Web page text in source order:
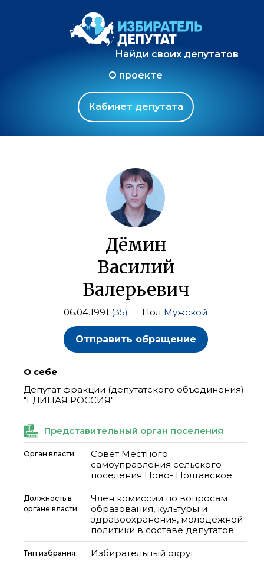
Найди своих депутатов
О проекте
Кабинет депутата
Дёмин
Василий
Валерьевич
06.04.1991 (35) Пол Мужской
Отправить обращение
О себе
Депутат фракции (депутатского объединения)
"ЕДИНАЯ РОССИЯ"
Представительный орган поселения
Орган власти
Совет Местного
самоуправления сельского
поселения Ново- Полтавское
Должность в
органе власти
Член комиссии по вопросам
образования, культуры и
здравоохранения, молодежной
политики в составе депутатов
Тип избрания Избирательный округ